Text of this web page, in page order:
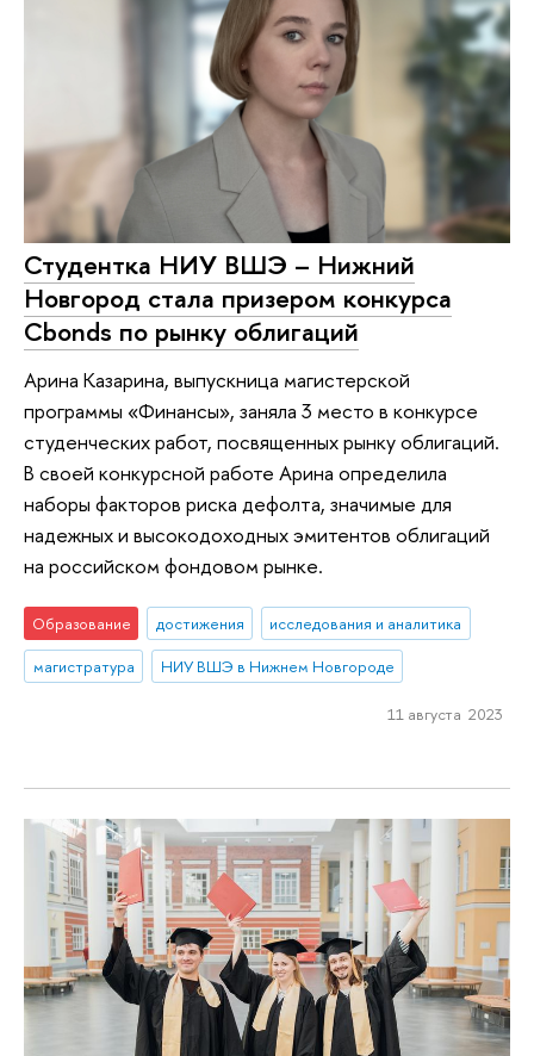
Студентка НИУ ВШЭ – Нижний
Новгород стала призером конкурса
Cbonds по рынку облигаций
Арина Казарина, выпускница магистерской
программы «Финансы», заняла 3 место в конкурсе
студенческих работ, посвященных рынку облигаций.
В своей конкурсной работе Арина определила
наборы факторов риска дефолта, значимые для
надежных и высокодоходных эмитентов облигаций
на российском фондовом рынке.
Образование достижения
исследования и аналитика
магистратура
НИУ ВШЭ в Нижнем Новгороде
11 августа 2023